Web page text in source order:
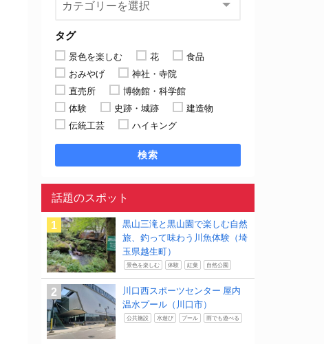
タグ
景色を楽しむ 花
食品
おみやげ
神社・寺院
直売所
博物館・科学館
体験
史跡・城跡
建造物
伝統工芸
ハイキング
検索
話題のスポット
黒山三滝と黒山園で楽しむ自然
旅、釣って味わう川魚体験（埼
玉県越生町）
景色を楽しむ 体験 紅葉 自然公園
川口西スポーツセンター 屋内
温水プール（川口市）
公共施設 水遊び プール 雨でも遊べる